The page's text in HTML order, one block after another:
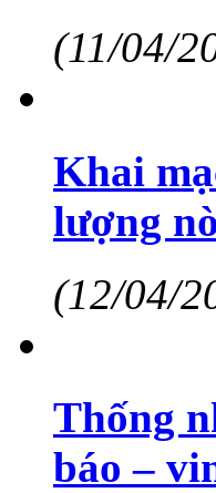
(11/04/
Khai
lượng
(12/04/
Thống
báo –